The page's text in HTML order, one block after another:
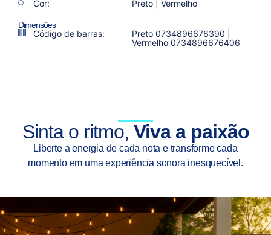
Cor:
Preto | Vermelho
Dimensões
Código de barras:
Preto 0734896676390 |
Vermelho 0734896676406
Sinta o ritmo, Viva a paixão
Liberte a energia de cada nota e transforme cada
momento em uma experiência sonora inesquecível.